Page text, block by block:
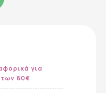
για
60€